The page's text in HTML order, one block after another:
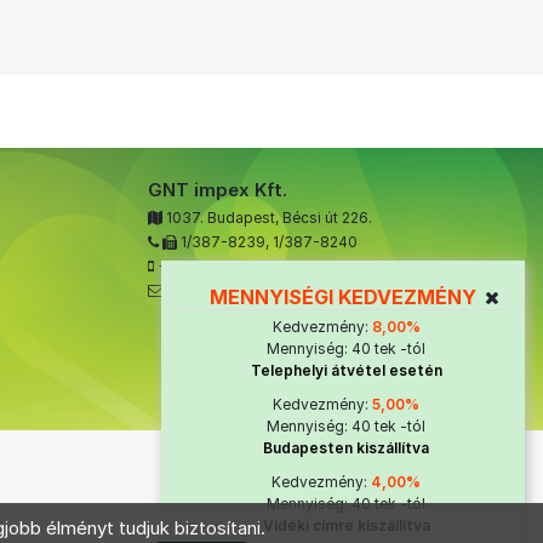
MENNYISÉGI KEDVEZMÉNY
Kedvezmény: 8,00%
Mennyiség: 40 tek -tól
Telephelyi átvétel esetén
Kedvezmény: 5,00%
Mennyiség: 40 tek -tól
Budapesten kiszállítva
Kedvezmény: 4,00%
Mennyiség: 40 tek -tól
Vidéki címre kiszállítva
GNT impex Kft.
1037. Budapest, Bécsi út 226.
1/387-8239, 1/387-8240
+36 70 323 3879
ugyfelszolgalat@gnt-impex.hu
élményt tudjuk biztosítani.